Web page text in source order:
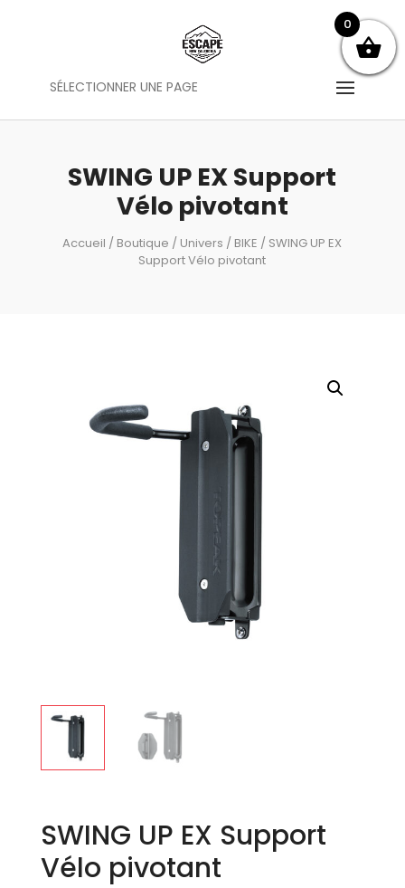
SÉLECTIONNER UNE PAGE
SWING UP EX Support
Vélo pivotant
Accueil / Boutique / Univers / BIKE / SWING UP EX
Support Vélo pivotant
SWING UP EX Support
Vélo pivotant
0